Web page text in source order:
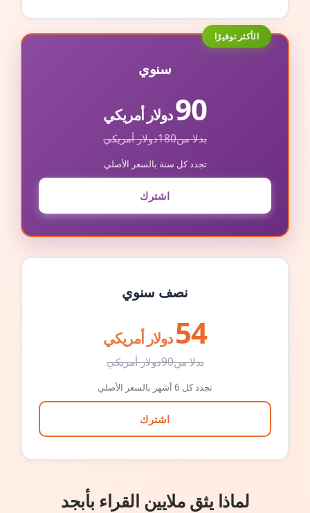
الأكثر توفيرًا
سنوي
90دولار أمريكي
بدلا من180دولار أمريكي
تجدد كل سنة بالسعر الأصلي
اشترك
نصف سنوي
54 دولار أمريكي
بدلا من90دولار أمريكي
تجدد كل 6 أشهر بالسعر الأصلي
اشترك
لماذا يثق ملايين القراء بأبجد